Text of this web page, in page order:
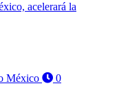
acelerará la
México 0